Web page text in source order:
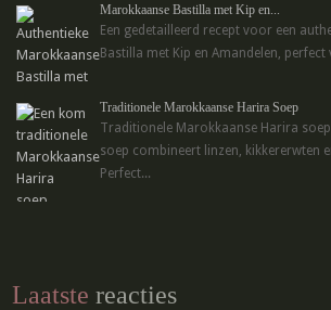
Marokkaanse Bastilla met Kip en...
Een gedetailleerd recept voor een
Bastilla met Kip en Amandelen, perfect
Traditionele Marokkaanse Harira Soep
Traditionele Marokkaanse Harira
soep combineert linzen, kikkererwten
Perfect...
Laatste reacties